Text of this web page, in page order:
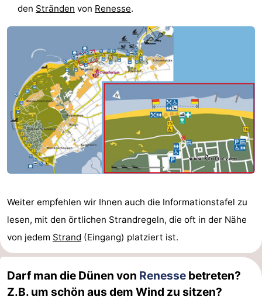
Minigolfplätze
Wellness-
Zentren
Dörfer
Städte
Natur
Führungen
Sport
Radfahren
-
Wandern
-
Golfplatze
-
den Stränden von Renesse.
Weiter empfehlen wir Ihnen auch die Informationstafel zu
lesen, mit den örtlichen Strandregeln, die oft in der Nähe
von jedem Strand (Eingang) platziert ist.
Darf man die Dünen von Renesse betreten?
Z.B. um schön aus dem Wind zu sitzen?